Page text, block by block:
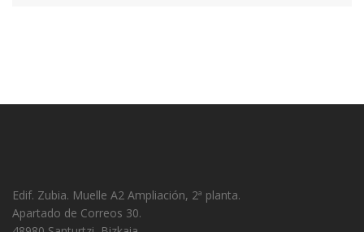
Edif. Zubia. Muelle A2 Ampliación, 2ª planta.
Apartado de Correos 30.